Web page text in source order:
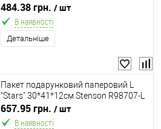
S
484.38 грн. / шт
В наявності
Детальніше
Пакет подарунковий паперовий L
"Stars" 30*41*12см Stenson R98707-L
657.95 грн. / шт
В наявності